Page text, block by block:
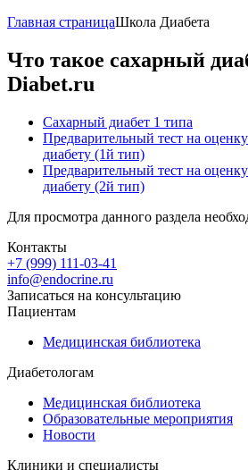
Главная страницаШкола Диабета
Что такое сахарный
Diabet.ru
Сахарный диабет 1 типа
Предварительный тест на
диабету (1й тип)
Предварительный тест на
диабету (2й тип)
Для просмотра данного раздела
Контакты
+7 (999) 111-03-41
info@endocrine.ru
Записаться на консультацию
Пациентам
Медицинская библиотека
Диабетологам
Медицинская библиотека
Образовательные мероприятия
Новости
Клиники и специалисты